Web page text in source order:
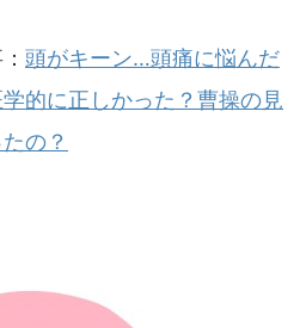
頭がキーン…頭痛に悩んだ
的に正しかった？曹操の見
の？